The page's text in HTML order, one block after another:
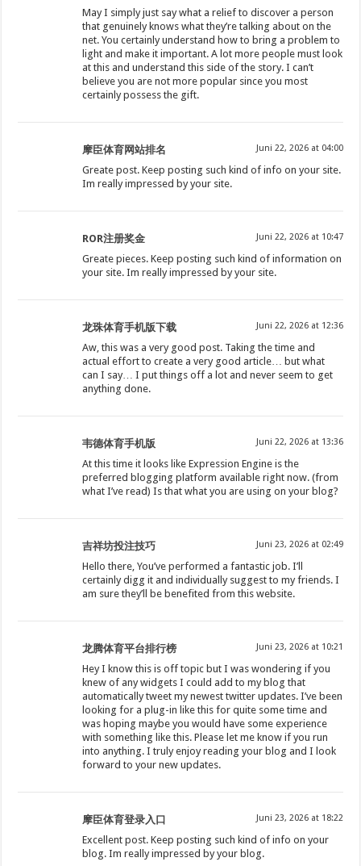
May I simply just say what a relief to discover a person
that genuinely knows what they’re talking about on the
net. You certainly understand how to bring a problem to
light and make it important. A lot more people must look
at this and understand this side of the story. I can’t
believe you are not more popular since you most
certainly possess the gift.
摩臣体育网站排名 Juni 22, 2026 at 04:00
Greate post. Keep posting such kind of info on your site.
Im really impressed by your site.
ROR注册奖金 Juni 22, 2026 at 10:47
Greate pieces. Keep posting such kind of information on
your site. Im really impressed by your site.
龙珠体育手机版下载 Juni 22, 2026 at 12:36
Aw, this was a very good post. Taking the time and
actual effort to create a very good article… but what
can I say… I put things off a lot and never seem to get
anything done.
韦德体育手机版 Juni 22, 2026 at 13:36
At this time it looks like Expression Engine is the
preferred blogging platform available right now. (from
what I’ve read) Is that what you are using on your blog?
吉祥坊投注技巧 Juni 23, 2026 at 02:49
Hello there, You’ve performed a fantastic job. I’ll
certainly digg it and individually suggest to my friends. I
am sure they’ll be benefited from this website.
龙腾体育平台排行榜 Juni 23, 2026 at 10:21
Hey I know this is off topic but I was wondering if you
knew of any widgets I could add to my blog that
automatically tweet my newest twitter updates. I’ve been
looking for a plug-in like this for quite some time and
was hoping maybe you would have some experience
with something like this. Please let me know if you run
into anything. I truly enjoy reading your blog and I look
forward to your new updates.
摩臣体育登录入口 Juni 23, 2026 at 18:22
Excellent post. Keep posting such kind of info on your
blog. Im really impressed by your blog.